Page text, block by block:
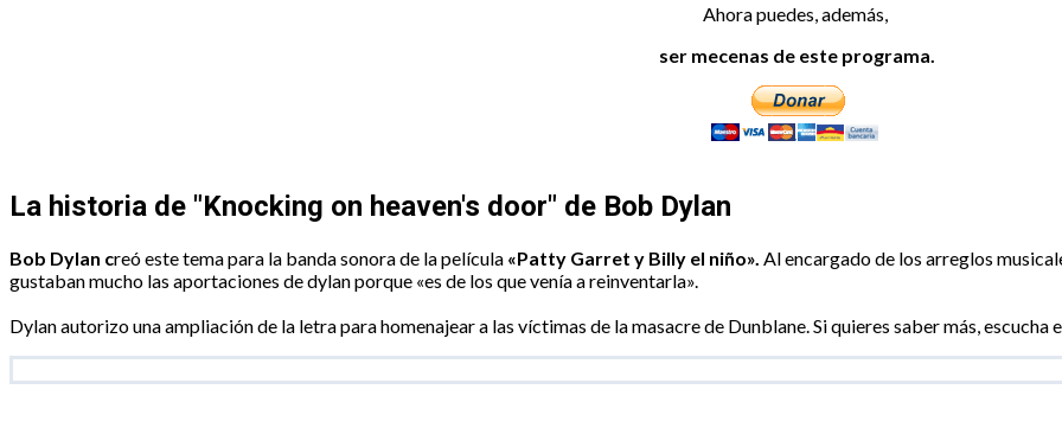
Ahora puedes, además,
ser mecenas de este programa.
La historia de "Knocking on heaven's door" de Bob Dylan
Bob Dylan creó este tema para la banda sonora de la película «Patty Garret y Billy el niño». Al encargado de los arreglos
gustaban mucho las aportaciones de dylan porque «es de los que venía a reinventarla».
Dylan autorizo una ampliación de la letra para homenajear a las víctimas de la masacre de Dunblane. Si quieres saber más, escucha